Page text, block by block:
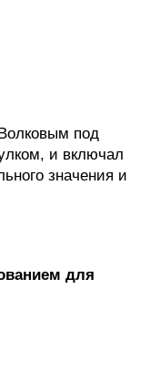
под
и включал
значения и
для